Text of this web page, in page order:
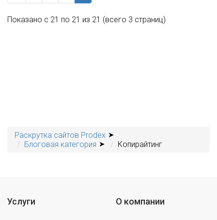
Показано с 21 по 21 из 21 (всего 3 страниц)
Раскрутка сайтов Prodex
Блоговая категория
Копирайтинг
Услуги О компании